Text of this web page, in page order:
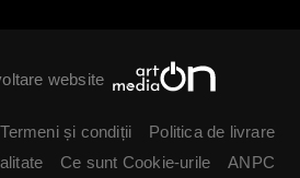
website
Termeni și condiții
Politica de livrare
Ce sunt Cookie-urile ANPC